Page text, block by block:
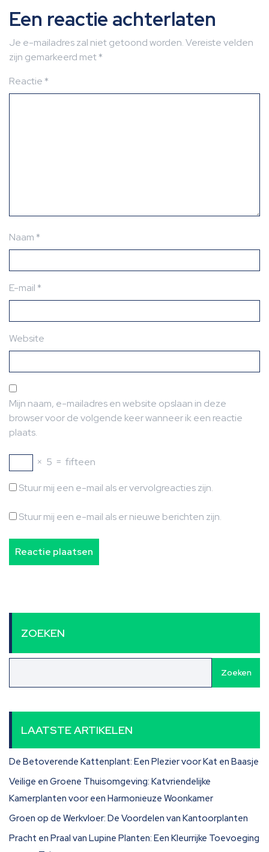
Een reactie achterlaten
Je e-mailadres zal niet getoond worden.Vereiste velden
zijn gemarkeerd met*
Reactie*
Naam*
E-mail*
Website
Mijn naam, e-mailadres en website opslaan in deze
browser voor de volgende keer wanneer ik een reactie
plaats.
× 5 = fifteen
Stuur mij een e-mail als er vervolgreacties zijn.
Stuur mij een e-mail als er nieuwe berichten zijn.
ZOEKEN
Zoeken
LAATSTE ARTIKELEN
De Betoverende Kattenplant: Een Plezier voor Kat en Baasje
Veilige en Groene Thuisomgeving: Katvriendelijke
Kamerplanten voor een Harmonieuze Woonkamer
Groen op de Werkvloer: De Voordelen van Kantoorplanten
Pracht en Praal van Lupine Planten: Een Kleurrijke Toevoeging